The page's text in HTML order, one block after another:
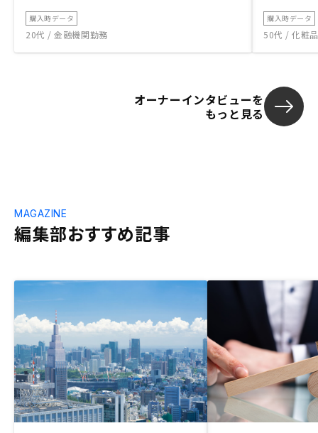
購入時データ
20代 / 金融機関勤務
購入時データ
50代 / 化粧
オーナーインタビューを
もっと見る
編集部おすすめ記事
MAGAZINE